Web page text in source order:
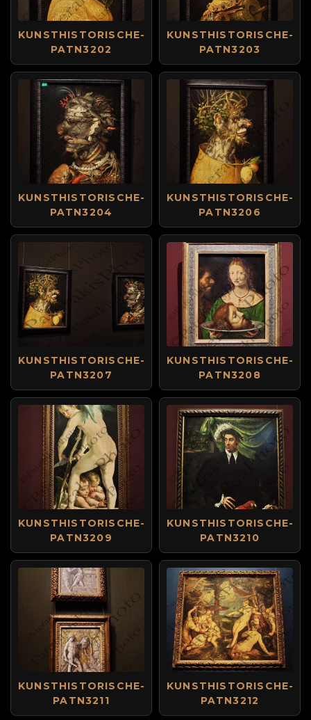
KUNSTHISTORISCHE-
PATN3202
KUNSTHISTORISCHE-
PATN3203
KUNSTHISTORISCHE-
PATN3204
KUNSTHISTORISCHE-
PATN3206
KUNSTHISTORISCHE-
PATN3207
KUNSTHISTORISCHE-
PATN3208
KUNSTHISTORISCHE-
PATN3209
KUNSTHISTORISCHE-
PATN3210
KUNSTHISTORISCHE-
PATN3211
KUNSTHISTORISCHE-
PATN3212